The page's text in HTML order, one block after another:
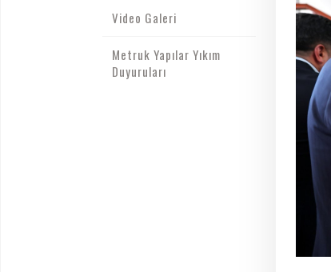
Video Galeri
Metruk Yapılar Yıkım
Duyuruları